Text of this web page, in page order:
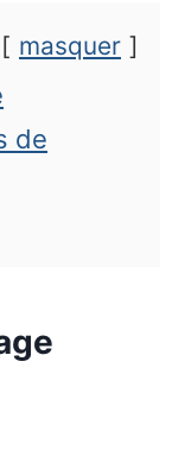
masquer
de